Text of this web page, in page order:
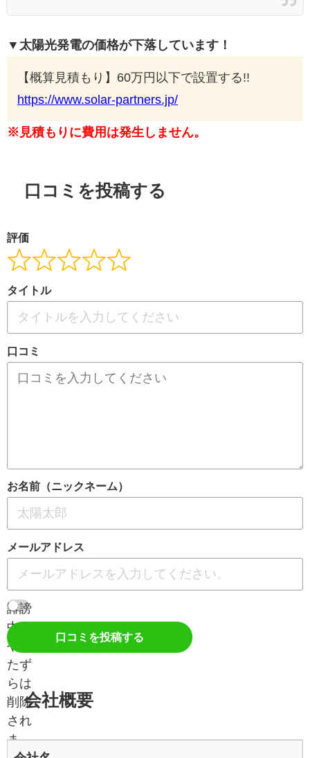
▼太陽光発電の価格が下落しています！
【概算見積もり】60万円以下で設置する!!
https://www.solar-partners.jp/
※見積もりに費用は発生しません。
口コミを投稿する
評価
タイトル
口コミ
お名前（ニックネーム）
メールアドレス
誹謗
中傷
やい
たず
らは
削除
され
ま
口コミを投稿する
会社概要